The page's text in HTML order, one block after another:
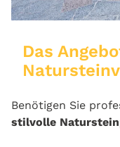
Das
Benötigen Sie
stilvolle